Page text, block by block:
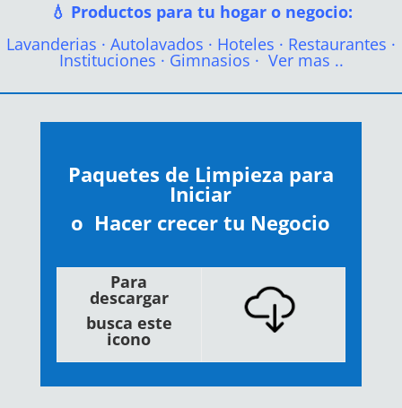
💧 Productos para tu hogar o negocio:
Lavanderias · Autolavados · Hoteles · Restaurantes ·
Instituciones · Gimnasios · Ver mas ..
Paquetes de Limpieza para
Iniciar
o Hacer crecer tu Negocio
Para
descargar
busca este
icono